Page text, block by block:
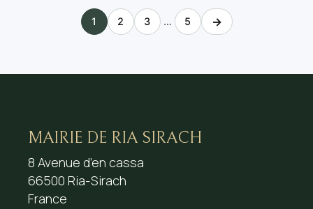
1 2 3 … 5 →
MAIRIE DE RIA SIRACH
8 Avenue d’en cassa
66500 Ria-Sirach
France